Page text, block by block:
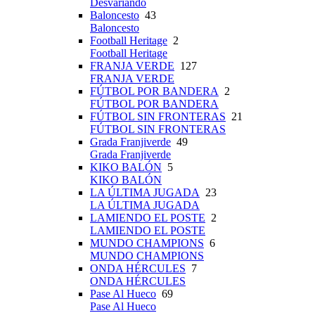
Desvariando
Baloncesto 43
Baloncesto
Football Heritage 2
Football Heritage
FRANJA VERDE 127
FRANJA VERDE
FÚTBOL POR BANDERA
2
FÚTBOL POR BANDERA
FÚTBOL SIN FRONTERAS 21
FÚTBOL SIN FRONTERAS
Grada Franjiverde 49
Grada Franjiverde
KIKO BALÓN 5
KIKO BALÓN
LA ÚLTIMA JUGADA
23
LA ÚLTIMA JUGADA
LAMIENDO EL POSTE 2
LAMIENDO EL POSTE
MUNDO CHAMPIONS 6
MUNDO CHAMPIONS
ONDA HÉRCULES 7
ONDA HÉRCULES
Pase Al Hueco 69
Pase Al Hueco